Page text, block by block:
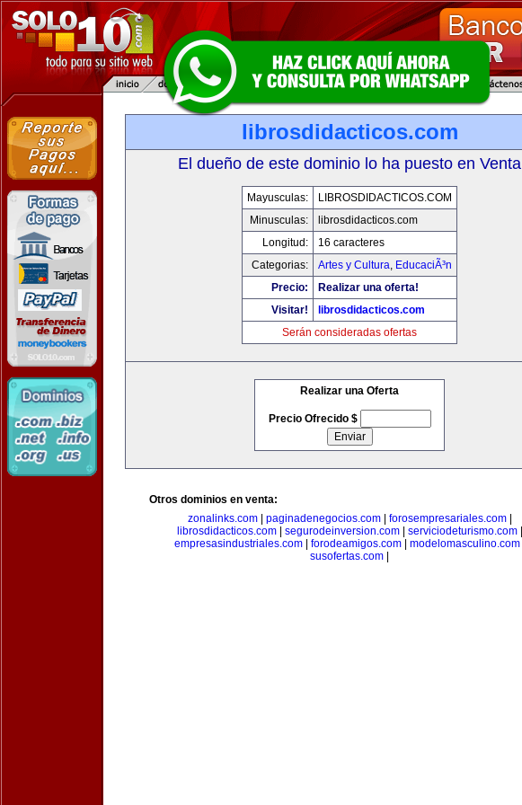
librosdidacticos.com
El dueño de este dominio lo ha puesto en Venta
Mayusculas:
LIBROSDIDACTICOS.COM
Minusculas:
librosdidacticos.com
Longitud:
16 caracteres
Categorias:
Artes y Cultura, EducaciÃ³n
Precio:
Realizar una oferta!
Visitar!
librosdidacticos.com
Serán consideradas ofertas
Realizar una Oferta
Precio Ofrecido $
Otros dominios en venta:
zonalinks.com| paginadenegocios.com| forosempresariales.com|
librosdidacticos.com| segurodeinversion.com| serviciodeturismo.com|
empresasindustriales.com| forodeamigos.com| modelomasculino.com|
susofertas.com